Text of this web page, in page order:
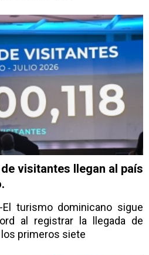
visitantes llegan al país
turismo dominicano sigue
al registrar la llegada de
primeros siete